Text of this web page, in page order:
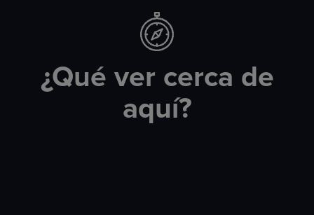
¿Qué ver cerca de
aquí?